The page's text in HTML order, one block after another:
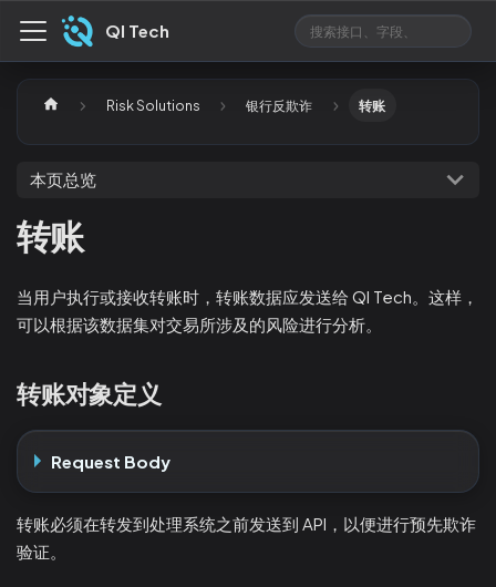
QI Tech
Risk Solutions 银行反欺诈 转账
本页总览
转账
当用户执行或接收转账时，转账数据应发送给 QI Tech。这样，
可以根据该数据集对交易所涉及的风险进行分析。
转账对象定义
Request Body
转账必须在转发到处理系统之前发送到 API，以便进行预先欺诈
验证。